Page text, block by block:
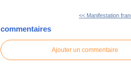
<< Manifestation
commentaires
Ajouter un commentaire